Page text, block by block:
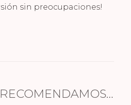
sin preocupaciones!